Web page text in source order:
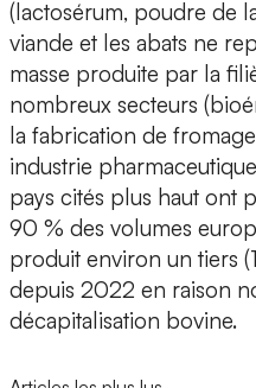
(lactosérum, poudre de
viande et les abats ne
masse produite par la
nombreux secteurs
la fabrication de
industrie
pays cités plus haut ont
90 % des volumes
produit environ un tiers
depuis 2022 en raison
décapitalisation bovine.